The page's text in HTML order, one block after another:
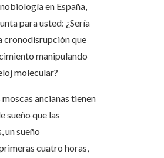
en España,
para usted: ¿Sería
cronodisrupción que
manipulando
molecular?
moscas ancianas tienen
sueño que las
un sueño
cuatro horas,